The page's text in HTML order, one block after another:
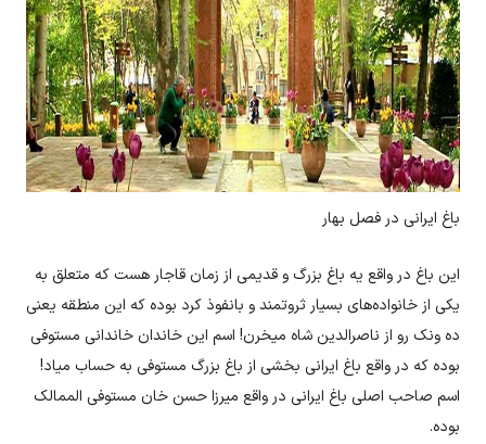
باغ ایرانی در فصل بهار
این باغ در واقع یه باغ بزرگ و قدیمی از زمان قاجار هست که متعلق به
یکی از خانواده‌های بسیار ثروتمند و بانفوذ کرد بوده که این منطقه یعنی
ده ونک رو از ناصرالدین شاه میخرن! اسم این خاندان خاندانی مستوفی
بوده که در واقع باغ ایرانی بخشی از باغ بزرگ مستوفی‌ به حساب میاد!
اسم صاحب اصلی باغ ایرانی در واقع میرزا حسن خان مستوفی الممالک
بوده.